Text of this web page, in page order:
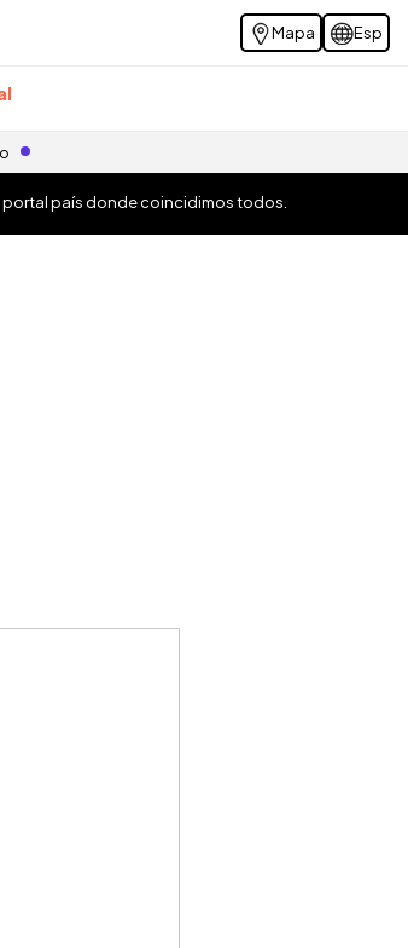
Mapa Esp
portal país donde coincidimos todos.